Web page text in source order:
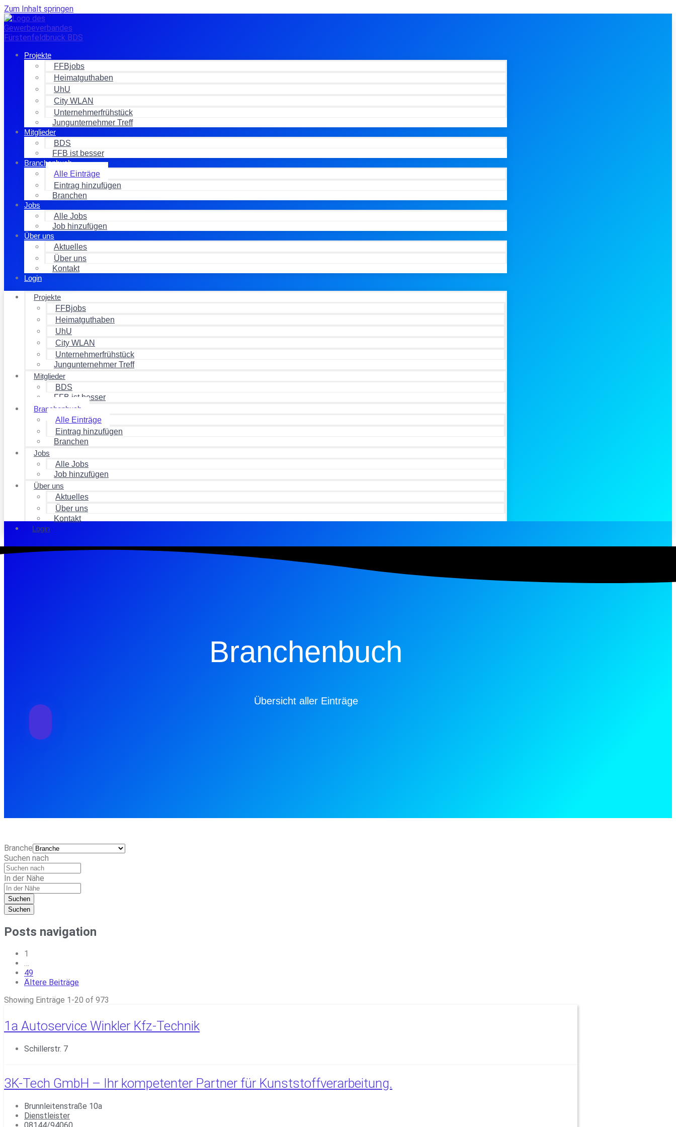
Zum Inhalt springen
Projekte
FFBjobs
Heimatguthaben
UhU
City WLAN
Unternehmerfrühstück
Jungunternehmer Treff
Mitglieder
BDS
FFB ist besser
Branchenbuch
Alle Einträge
Eintrag hinzufügen
Branchen
Jobs
Alle Jobs
Job hinzufügen
Über uns
Aktuelles
Über uns
Kontakt
Login
Projekte
FFBjobs
Heimatguthaben
UhU
City WLAN
Unternehmerfrühstück
Jungunternehmer Treff
Mitglieder
BDS
FFB ist besser
Branchenbuch
Alle Einträge
Eintrag hinzufügen
Branchen
Jobs
Alle Jobs
Job hinzufügen
Über uns
Aktuelles
Über uns
Kontakt
Login
Branchenbuch
Übersicht aller Einträge
Branche
Suchen nach
In der Nähe
Suchen
Suchen
Posts navigation
1
49
Ältere Beiträge
Showing Einträge 1-20 of 973
1a Autoservice Winkler Kfz-Technik
Schillerstr. 7
3K-Tech GmbH – Ihr kompetenter Partner für Kunststoffverarbeitung.
Brunnleitenstraße 10a
Dienstleister